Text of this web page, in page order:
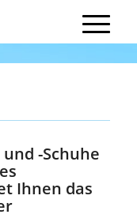
-Schuhe
Ihnen das